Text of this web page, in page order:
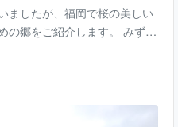
ましたが、福岡で桜の美しい
の郷をご紹介します。 みずが
したことがありますが、春に
い景色を見ることができま
はいえませんでしたが、それ
しかったです。 運動場方面に